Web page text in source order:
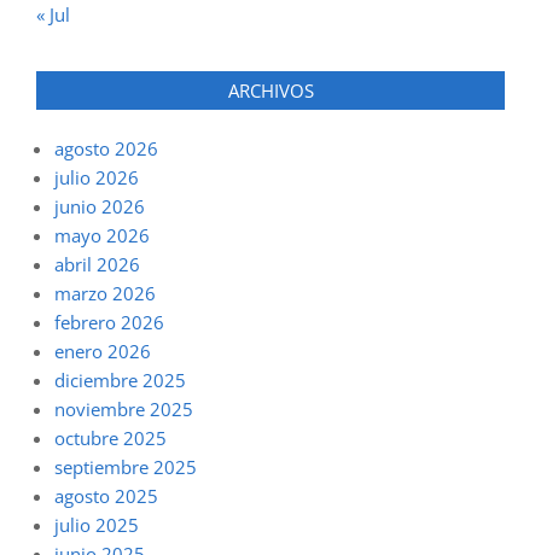
« Jul
ARCHIVOS
agosto 2026
julio 2026
junio 2026
mayo 2026
abril 2026
marzo 2026
febrero 2026
enero 2026
diciembre 2025
noviembre 2025
octubre 2025
septiembre 2025
agosto 2025
julio 2025